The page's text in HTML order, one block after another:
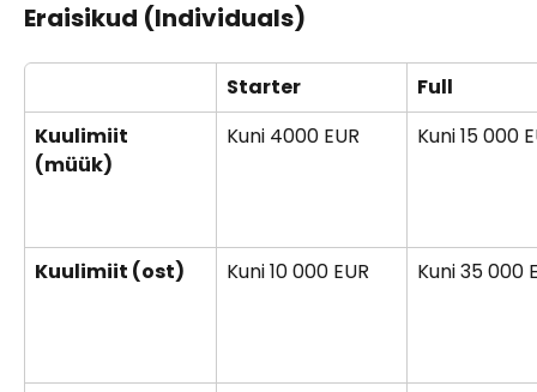
Eraisikud (Individuals)
Starter
Full
Kuulimiit
(müük)
Kuni 4000 EUR Kuni 15 000
Kuulimiit (ost) Kuni 10 000 EUR Kuni 35 000